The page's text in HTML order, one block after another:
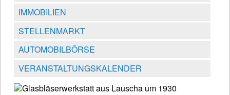
IMMOBILIEN
STELLENMARKT
AUTOMOBILBÖRSE
VERANSTALTUNGSKALENDER